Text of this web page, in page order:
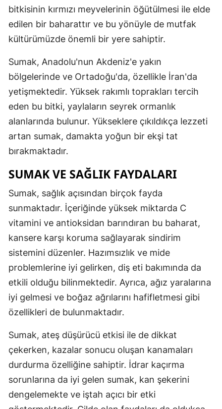
Hatay
İstanbul
İzmir
Malatya
Manisa
Muş
bitkisinin kırmızı meyvelerinin öğütülmesi ile elde
edilen bir baharattır ve bu yönüyle de mutfak
kültürümüzde önemli bir yere sahiptir.
Sumak, Anadolu'nun Akdeniz'e yakın
bölgelerinde ve Ortadoğu'da, özellikle İran'da
yetişmektedir. Yüksek rakımlı toprakları tercih
eden bu bitki, yaylaların seyrek ormanlık
alanlarında bulunur. Yükseklere çıkıldıkça lezzeti
artan sumak, damakta yoğun bir ekşi tat
bırakmaktadır.
SUMAK VE SAĞLIK FAYDALARI
Sumak, sağlık açısından birçok fayda
sunmaktadır. İçeriğinde yüksek miktarda C
vitamini ve antioksidan barındıran bu baharat,
kansere karşı koruma sağlayarak sindirim
sistemini düzenler. Hazımsızlık ve mide
problemlerine iyi gelirken, diş eti bakımında da
etkili olduğu bilinmektedir. Ayrıca, ağız yaralarına
iyi gelmesi ve boğaz ağrılarını hafifletmesi gibi
özellikleri de bulunmaktadır.
Sumak, ateş düşürücü etkisi ile de dikkat
çekerken, kazalar sonucu oluşan kanamaları
durdurma özelliğine sahiptir. İdrar kaçırma
sorunlarına da iyi gelen sumak, kan şekerini
dengelemekte ve iştah açıcı bir etki